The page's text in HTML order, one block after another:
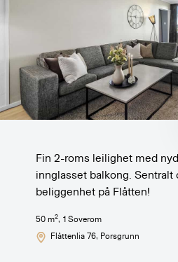
Fin 2-roms leilighet med
innglasset balkong.
beliggenhet på Flåtten!
50 m2, 1 Soverom
Flåttenlia 76, Porsgrunn